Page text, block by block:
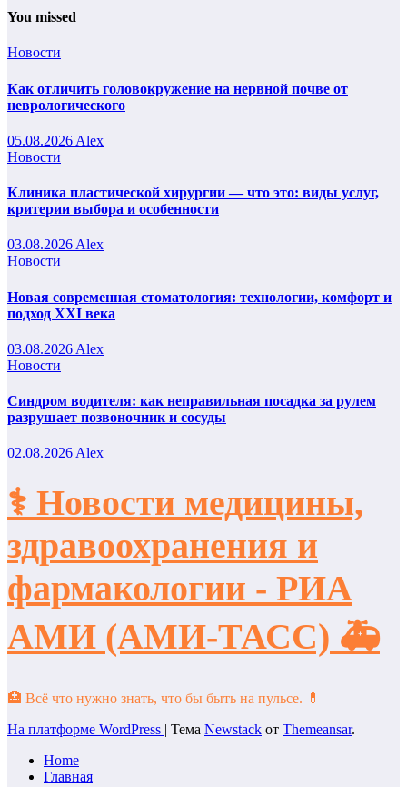
You missed
Новости
Как отличить головокружение на нервной почве от
неврологического
05.08.2026 Alex
Новости
Клиника пластической хирургии — что это: виды услуг,
критерии выбора и особенности
03.08.2026 Alex
Новости
Новая современная стоматология: технологии, комфорт и
подход XXI века
03.08.2026 Alex
Новости
Синдром водителя: как неправильная посадка за рулем
разрушает позвоночник и сосуды
02.08.2026 Alex
⚕️ Новости медицины,
здравоохранения и
фармакологии - РИА
АМИ (АМИ-ТАСС) 🚑
🏥 Всё что нужно знать, что бы быть на пульсе. 💊
На платформе WordPress | Тема Newstack от Themeansar.
Home
Главная